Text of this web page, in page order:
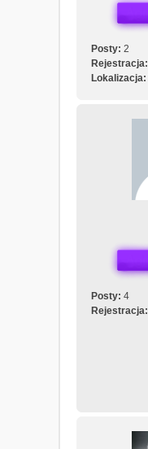
Posty: 2
Rejestracja:
Lokalizacja:
Posty: 4
Rejestracja: